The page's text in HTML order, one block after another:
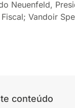
Neuenfeld,
Vandoir
conteúdo